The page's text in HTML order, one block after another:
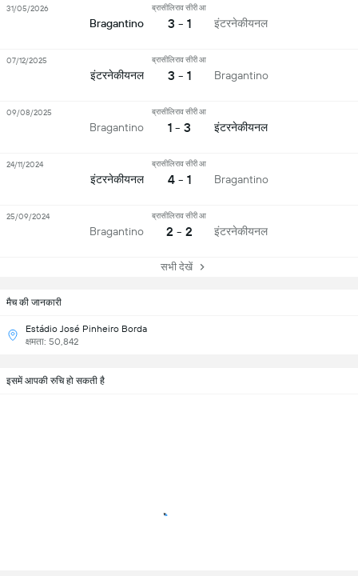
मैच की जानकारी
Estádio José Pinheiro Borda
क्षमता: 50,842
Bragantino
ब्रासीलिराव सीरी आ
3 - 1 इंटरनेकीयनल
31/05/2026
इंटरनेकीयनल
ब्रासीलिराव सीरी आ
3 - 1 Bragantino
07/12/2025
Bragantino
ब्रासीलिराव सीरी आ
1 - 3 इंटरनेकीयनल
09/08/2025
इंटरनेकीयनल
ब्रासीलिराव सीरी आ
4 - 1 Bragantino
24/11/2024
Bragantino
ब्रासीलिराव सीरी आ
2 - 2 इंटरनेकीयनल
25/09/2024
सभी देखें
इसमें आपकी रुचि हो सकती है